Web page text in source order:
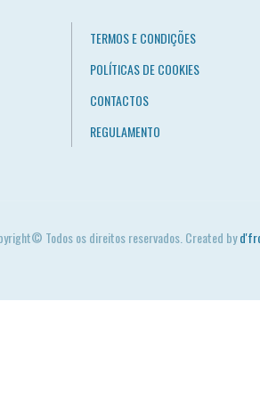
TERMOS E CONDIÇÕES
POLÍTICAS DE COOKIES
CONTACTOS
REGULAMENTO
Todos os direitos reservados. Created by